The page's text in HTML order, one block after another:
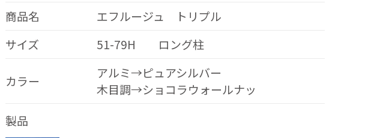
商品名
エフルージュ トリプル
サイズ
51-79H ロング柱
カラー
アルミ→ピュアシルバー
木目調→ショコラウォールナッ
製品